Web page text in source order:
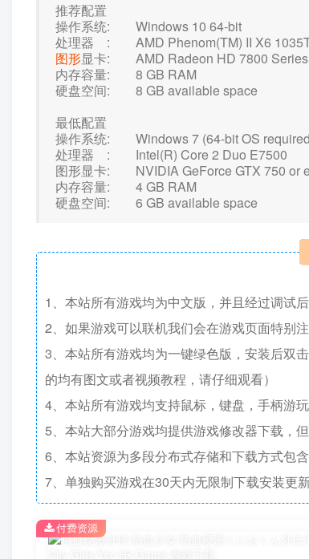
推荐配置
操作系统: Windows 10 64-bit
处理器 : AMD Phenom(TM) II X6
图形显卡: AMD Radeon HD 7800 Series
内存容量: 8 GB RAM
硬盘空间: 8 GB available space
最低配置
操作系统: Windows 7 (64-bit OS
处理器 : Intel(R) Core 2 Duo E7500
图形显卡: NVIDIA GeForce GTX 750 or
内存容量: 4 GB RAM
硬盘空间: 6 GB available space
1、本站所有游戏均为中文版，并且经过调试
2、如果游戏可以联机我们会在游戏页面特别
3、本站所有游戏均为一键绿色版，安装后双
的均有图文或者视频教程，请仔细观看）
4、本站所有游戏均支持鼠标，键盘，手柄游
5、本站大部分游戏均提供游戏修改器下载，
6、本站资源为多段分布式存储和下载方式包
7、单独购买游戏在30天内无限制下载安装更
付费资源